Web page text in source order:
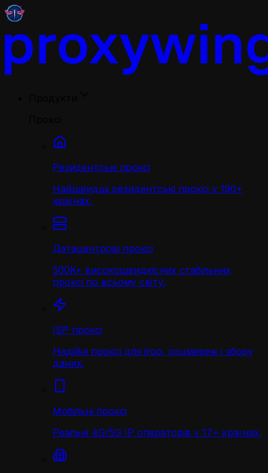
Резидентські проксі
Найшвидші резидентські проксі у 190+
країнах.
Датацентрові проксі
500K+ високошвидкісних стабільних
проксі по всьому світу.
ISP проксі
Надійні проксі для ігор, соцмереж і збору
даних.
Мобільні проксі
Реальні 4G/5G IP операторів у 17+ країнах.